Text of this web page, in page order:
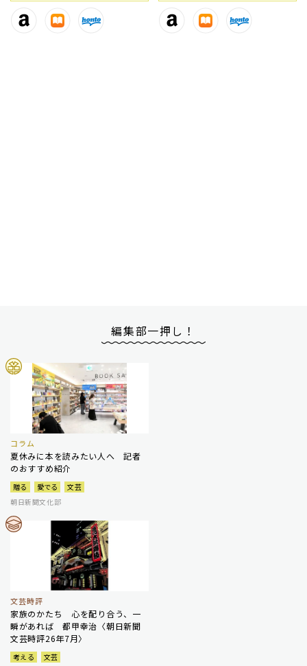
編集部一押し！
コラム
夏休みに本を読みたい人へ 記者
のおすすめ紹介
贈る 愛でる
文芸
朝日新聞文化部
文芸時評
家族のかたち 心を配り合う、一
瞬があれば 都甲幸治〈朝日新聞
文芸時評26年7月〉
考える
文芸